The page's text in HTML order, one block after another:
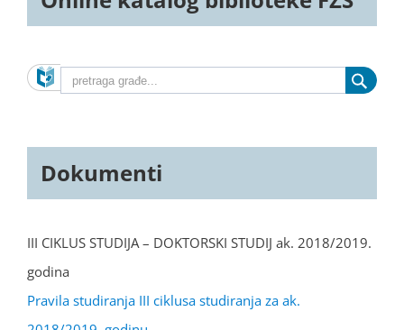
Dokumenti
III CIKLUS STUDIJA – DOKTORSKI STUDIJ ak. 2018/2019.
godina
Pravila studiranja III ciklusa studiranja za ak.